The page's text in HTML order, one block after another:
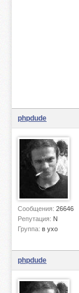
phpdude
Сообщения: 26646
Репутация: N
Группа: в ухо
phpdude